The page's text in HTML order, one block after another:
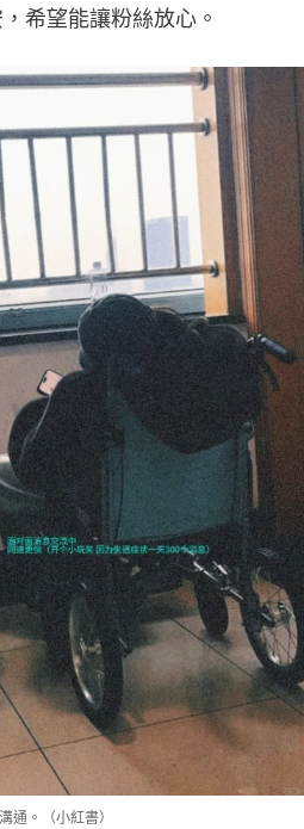
希望能讓粉絲放心。
通。（小紅書）